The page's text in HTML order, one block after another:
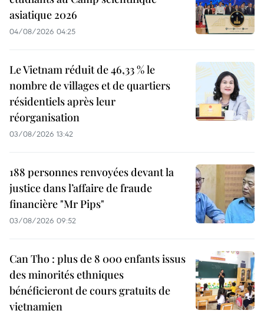
asiatique 2026
04/08/2026 04:25
Le Vietnam réduit de 46,33 % le
nombre de villages et de quartiers
résidentiels après leur
réorganisation
03/08/2026 13:42
188 personnes renvoyées devant la
justice dans l’affaire de fraude
financière "Mr Pips"
03/08/2026 09:52
Can Tho : plus de 8 000 enfants issus
des minorités ethniques
bénéficieront de cours gratuits de
vietnamien